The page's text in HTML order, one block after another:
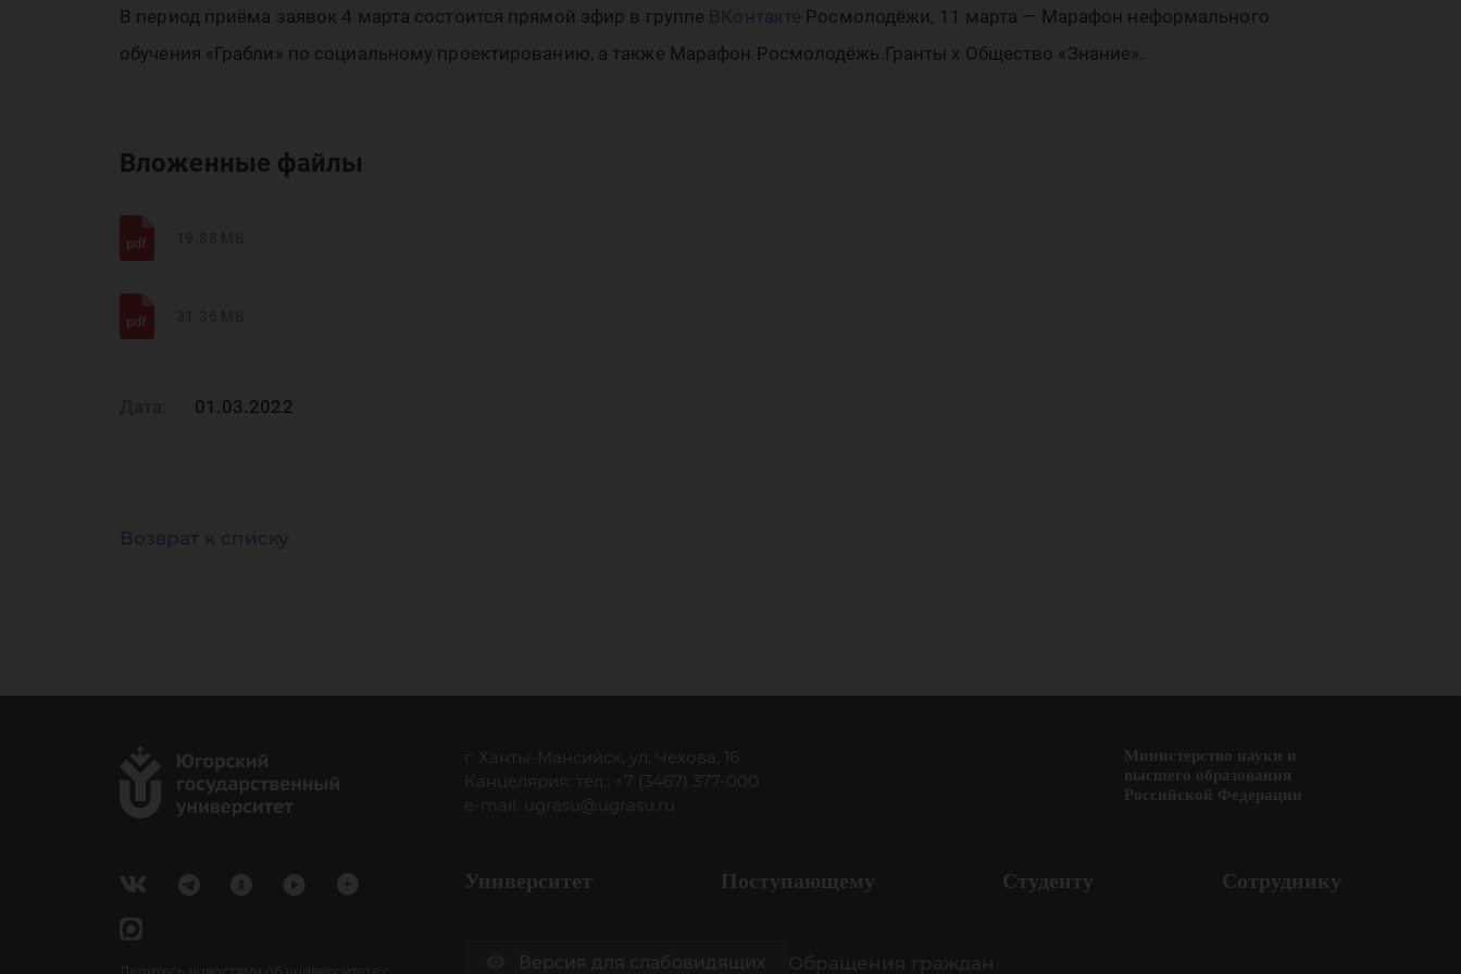
В период приёма заявок 4 марта состоится прямой эфир в группе ВКонтакте Росмолодёжи, 11 марта — Марафон неформального
обучения «Грабли» по социальному проектированию, а также Марафон Росмолодёжь.Гранты х Общество «Знание».
Вложенные файлы
01.03.2022
Возврат к списку
г. Ханты-Мансийск, ул. Чехова, 16
Канцелярия: тел.: +7 (3467) 377-000
e-mail:
ugrasu@ugrasu.ru
Министерство науки и
высшего образования
Российской Федерации
Университет Поступающему Студенту Сотруднику